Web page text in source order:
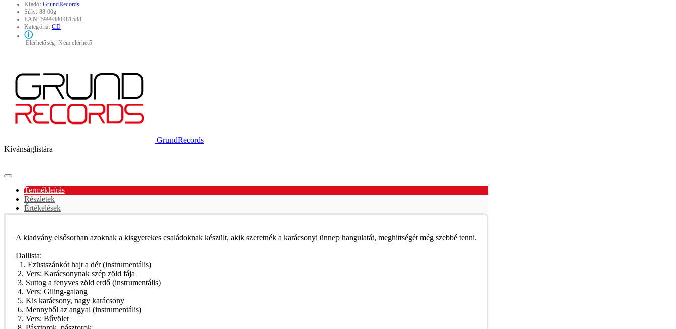
Kiadó:GrundRecords
Súly: 88.00g
EAN: 5999880481588
Kategória:CD
ⓘ
Elérhetőség:Nem elérhető
GrundRecords
Kívánságlistára
Termékleírás
Részletek
Értékelések
A kiadvány elsősorban azoknak a kisgyerekes családoknak készült, akik szeretnék a karácsonyi ünnep hangulatát, meghittségét még szebbé tenni.
Dallista:
1. Ezüstszánkót hajt a dér (instrumentális)
2. Vers: Karácsonynak szép zöld fája
3. Suttog a fenyves zöld erdő (instrumentális)
4. Vers: Giling-galang
5. Kis karácsony, nagy karácsony
6. Mennyből az angyal (instrumentális)
7. Vers: Bűvölet